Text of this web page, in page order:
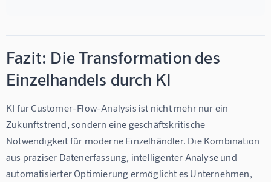
Fazit: Die Transformation des
Einzelhandels durch KI
KI für Customer-Flow-Analysis ist nicht mehr nur ein
Zukunftstrend, sondern eine geschäftskritische
Notwendigkeit für moderne Einzelhändler. Die Kombination
aus präziser Datenerfassung, intelligenter Analyse und
automatisierter Optimierung ermöglicht es Unternehmen,